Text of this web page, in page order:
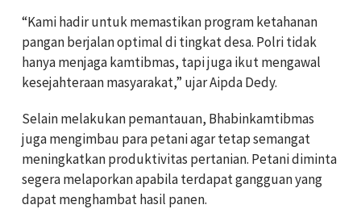
“Kami hadir untuk memastikan program ketahanan
pangan berjalan optimal di tingkat desa. Polri tidak
hanya menjaga kamtibmas, tapi juga ikut mengawal
kesejahteraan masyarakat,” ujar Aipda Dedy.
Selain melakukan pemantauan, Bhabinkamtibmas
juga mengimbau para petani agar tetap semangat
meningkatkan produktivitas pertanian. Petani diminta
segera melaporkan apabila terdapat gangguan yang
dapat menghambat hasil panen.